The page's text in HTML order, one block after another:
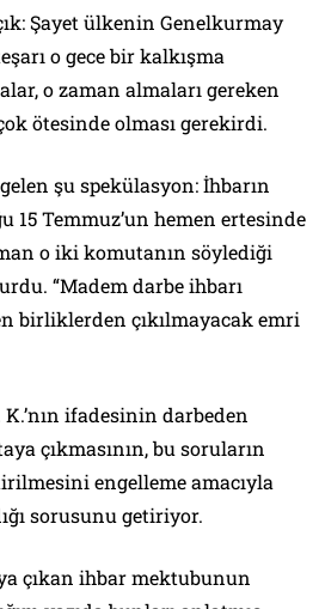
Şayet ülkenin Genelkurmay
o gece bir kalkışma
o zaman almaları gereken
ötesinde olması gerekirdi.
şu spekülasyon: İhbarın
15 Temmuz’un hemen ertesinde
o iki komutanın söylediği
“Madem darbe ihbarı
birliklerden çıkılmayacak emri
ifadesinin darbeden
çıkmasının, bu soruların
engelleme amacıyla
sorusunu getiriyor.
çıkan ihbar mektubunun